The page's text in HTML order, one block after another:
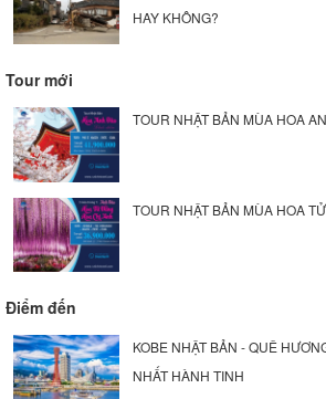
HAY KHÔNG?
Tour mới
TOUR NHẬT BẢN MÙA HOA
TOUR NHẬT BẢN MÙA HOA
Điểm đến
KOBE NHẬT BẢN - QUÊ
NHẤT HÀNH TINH